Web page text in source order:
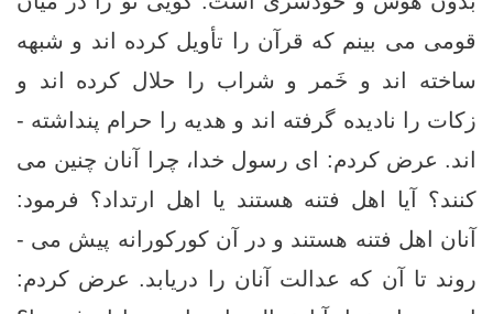
قومی می ­بینم که قرآن را تأویل کرده ­اند و شبهه
ساخته­ اند و خَمر و شراب را حلال کرده ­اند و
زکات را نادیده گرفته ­اند و هدیه را حرام پنداشته ­
اند. عرض کردم: ای رسول خدا، چرا آنان چنین می
کنند؟ آیا اهل فتنه ­هستند یا اهل ارتداد؟ فرمود:
آنان اهل فتنه هستند و در آن کورکورانه پیش می ­
روند تا آن که عدالت آنان را دریابد. عرض کردم: